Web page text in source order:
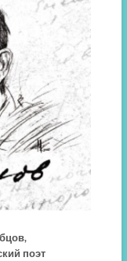
поэт